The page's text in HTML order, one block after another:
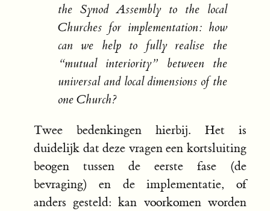
the Synod Assembly to the local
Churches for implementation: how
can we help to fully realise the
“mutual interiority” between the
universal and local dimensions of the
one Church?
Twee bedenkingen hierbij. Het is
duidelijk dat deze vragen een kortsluiting
beogen tussen de eerste fase (de
bevraging) en de implementatie, of
anders gesteld: kan voorkomen worden